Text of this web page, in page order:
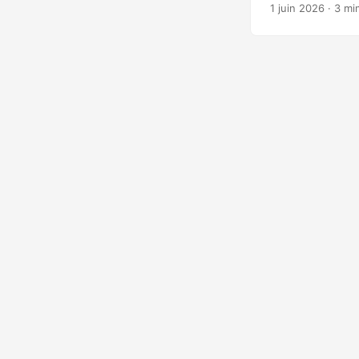
1 juin 2026 · 3